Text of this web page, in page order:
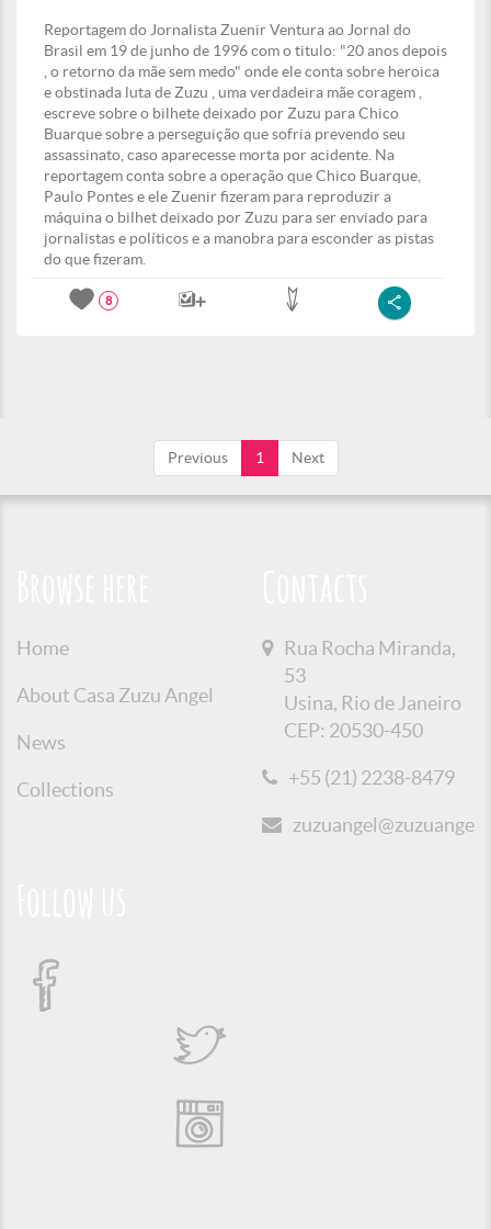
Reportagem do Jornalista Zuenir Ventura ao Jornal do
Brasil em 19 de junho de 1996 com o titulo: "20 anos depois
, o retorno da mãe sem medo" onde ele conta sobre heroica
e obstinada luta de Zuzu , uma verdadeira mãe coragem ,
escreve sobre o bilhete deixado por Zuzu para Chico
Buarque sobre a perseguição que sofria prevendo seu
assassinato, caso aparecesse morta por acidente. Na
reportagem conta sobre a operação que Chico Buarque,
Paulo Pontes e ele Zuenir fizeram para reproduzir a
máquina o bilhet deixado por Zuzu para ser enviado para
jornalistas e políticos e a manobra para esconder as pistas
do que fizeram.
8
Previous 1 Next
Home
About Casa Zuzu Angel
News
Collections
Rua Rocha Miranda,
53
Usina, Rio de Janeiro
CEP: 20530-450
+55 (21) 2238-8479